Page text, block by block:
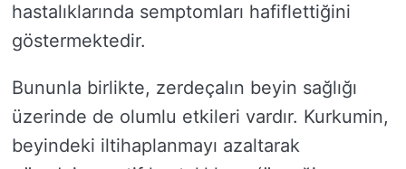
hastalıklarında semptomları hafiflettiğini
göstermektedir.
Bununla birlikte, zerdeçalın beyin sağlığı
üzerinde de olumlu etkileri vardır. Kurkumin,
beyindeki iltihaplanmayı azaltarak